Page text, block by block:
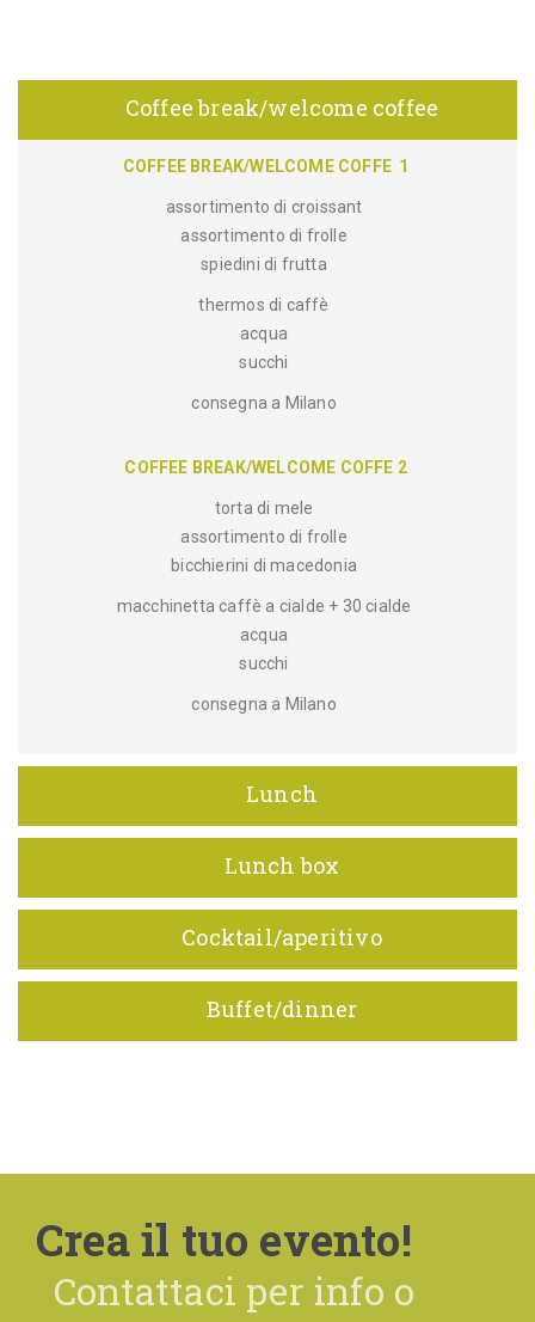
Coffee break/welcome coffee
COFFEE BREAK/WELCOME COFFE 1
assortimento di croissant
assortimento di frolle
spiedini di frutta
thermos di caffè
acqua
succhi
consegna a Milano
COFFEE BREAK/WELCOME COFFE 2
torta di mele
assortimento di frolle
bicchierini di macedonia
macchinetta caffè a cialde + 30 cialde
acqua
succhi
consegna a Milano
Lunch
Lunch box
Cocktail/aperitivo
Buffet/dinner
Crea il tuo evento!
Contattaci per info o